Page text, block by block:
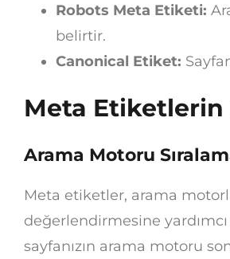
Robots Meta Etiketi:
belirtir.
Canonical Etiket:
Meta Etiketlerin
Arama Motoru
Meta etiketler, arama
değerlendirmesine
sayfanızın arama motoru